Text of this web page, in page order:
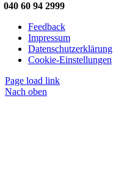
040 60 94 2999
Feedback
Impressum
Datenschutzerklärung
Cookie-Einstellungen
Page load link
Nach oben